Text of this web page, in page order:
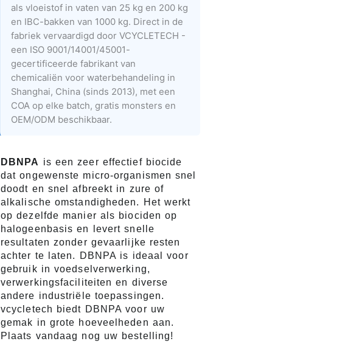
als vloeistof in vaten van 25 kg en 200 kg
en IBC-bakken van 1000 kg. Direct in de
fabriek vervaardigd door VCYCLETECH -
een ISO 9001/14001/45001-
gecertificeerde fabrikant van
chemicaliën voor waterbehandeling in
Shanghai, China (sinds 2013), met een
COA op elke batch, gratis monsters en
OEM/ODM beschikbaar.
DBNPA is een zeer effectief biocide
dat ongewenste micro-organismen snel
doodt en snel afbreekt in zure of
alkalische omstandigheden. Het werkt
op dezelfde manier als biociden op
halogeenbasis en levert snelle
resultaten zonder gevaarlijke resten
achter te laten. DBNPA is ideaal voor
gebruik in voedselverwerking,
verwerkingsfaciliteiten en diverse
andere industriële toepassingen.
vcycletech biedt DBNPA voor uw
gemak in grote hoeveelheden aan.
Plaats vandaag nog uw bestelling!